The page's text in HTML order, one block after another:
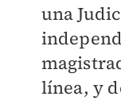
una
línea, y